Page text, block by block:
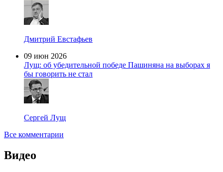
Дмитрий Евстафьев
09 июн 2026
Лущ: об убедительной победе Пашиняна на выборах я
бы говорить не стал
Сергей Лущ
Все комментарии
Видео